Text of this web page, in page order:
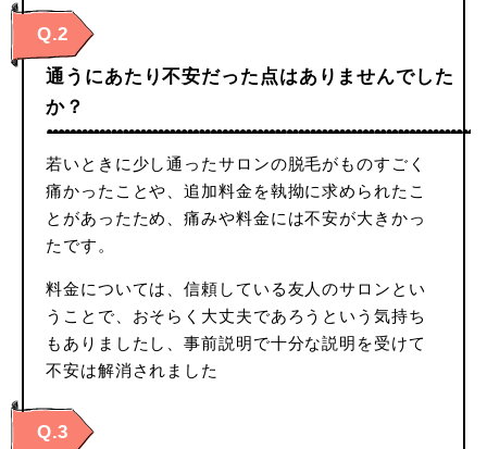
Q.2
通うにあたり不安だった点はありませんでした
か？
若いときに少し通ったサロンの脱毛がものすごく
痛かったことや、追加料金を執拗に求められたこ
とがあったため、痛みや料金には不安が大きかっ
たです。
料金については、信頼している友人のサロンとい
うことで、おそらく大丈夫であろうという気持ち
もありましたし、事前説明で十分な説明を受けて
不安は解消されました
Q.3